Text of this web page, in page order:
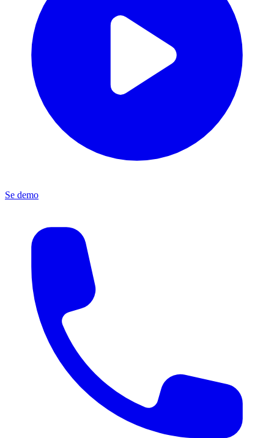
Se demo